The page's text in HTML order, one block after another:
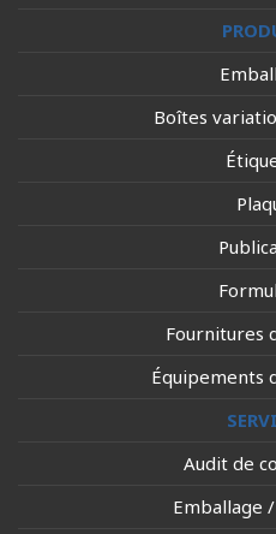
Boîtes
Fournitures
Équipements
Audit de
Emballage